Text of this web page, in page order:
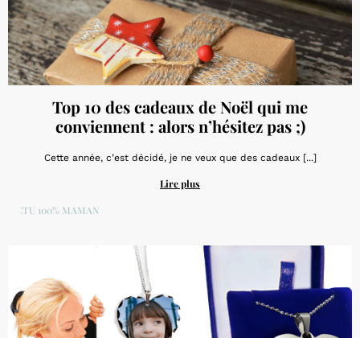
Top 10 des cadeaux de Noël qui me
conviennent : alors n’hésitez pas ;)
Cette année, c’est décidé, je ne veux que des cadeaux [...]
Lire plus
ACTU 100% MAMAN